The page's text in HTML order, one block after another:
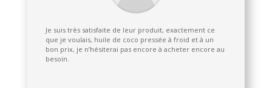
Je suis très satisfaite de leur produit, exactement ce
que je voulais, huile de coco pressée à froid et à un
bon prix, je n’hésiterai pas encore à acheter encore au
besoin.